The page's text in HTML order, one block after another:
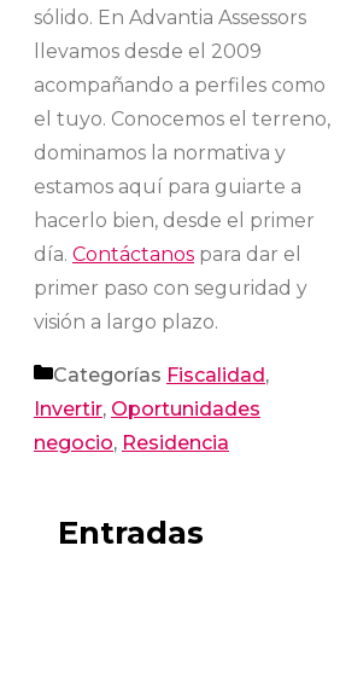
sólido. En Advantia Assessors
llevamos desde el 2009
acompañando a perfiles como
el tuyo. Conocemos el terreno,
dominamos la normativa y
estamos aquí para guiarte a
hacerlo bien, desde el primer
día. Contáctanos para dar el
primer paso con seguridad y
visión a largo plazo.
Categorías Fiscalidad ,
Invertir, Oportunidades
negocio, Residencia
Entradas